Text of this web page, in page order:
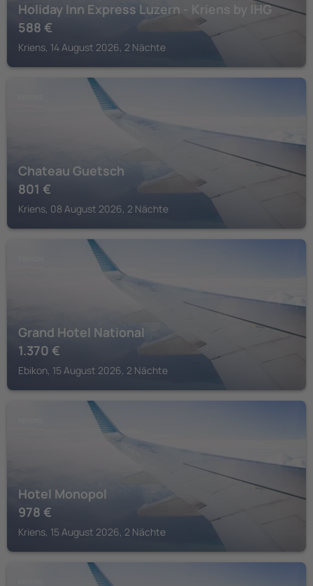
Holiday Inn Express Luzern - Kriens by IHG
588 €
Kriens, 14 August 2026, 2 Nächte
Chateau Guetsch
801 €
Kriens, 08 August 2026, 2 Nächte
Grand Hotel National
1.370 €
Ebikon, 15 August 2026, 2 Nächte
Hotel Monopol
978 €
Kriens, 15 August 2026, 2 Nächte